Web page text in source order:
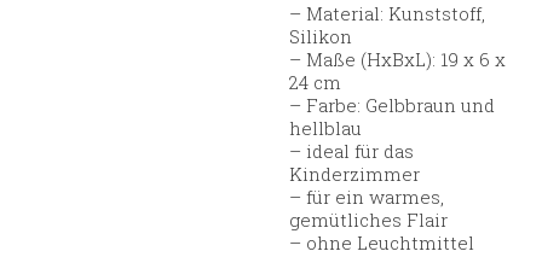
– Material: Kunststoff,
Silikon
– Maße (HxBxL): 19 x 6 x
24 cm
– Farbe: Gelbbraun und
hellblau
– ideal für das
Kinderzimmer
– für ein warmes,
gemütliches Flair
– ohne Leuchtmittel